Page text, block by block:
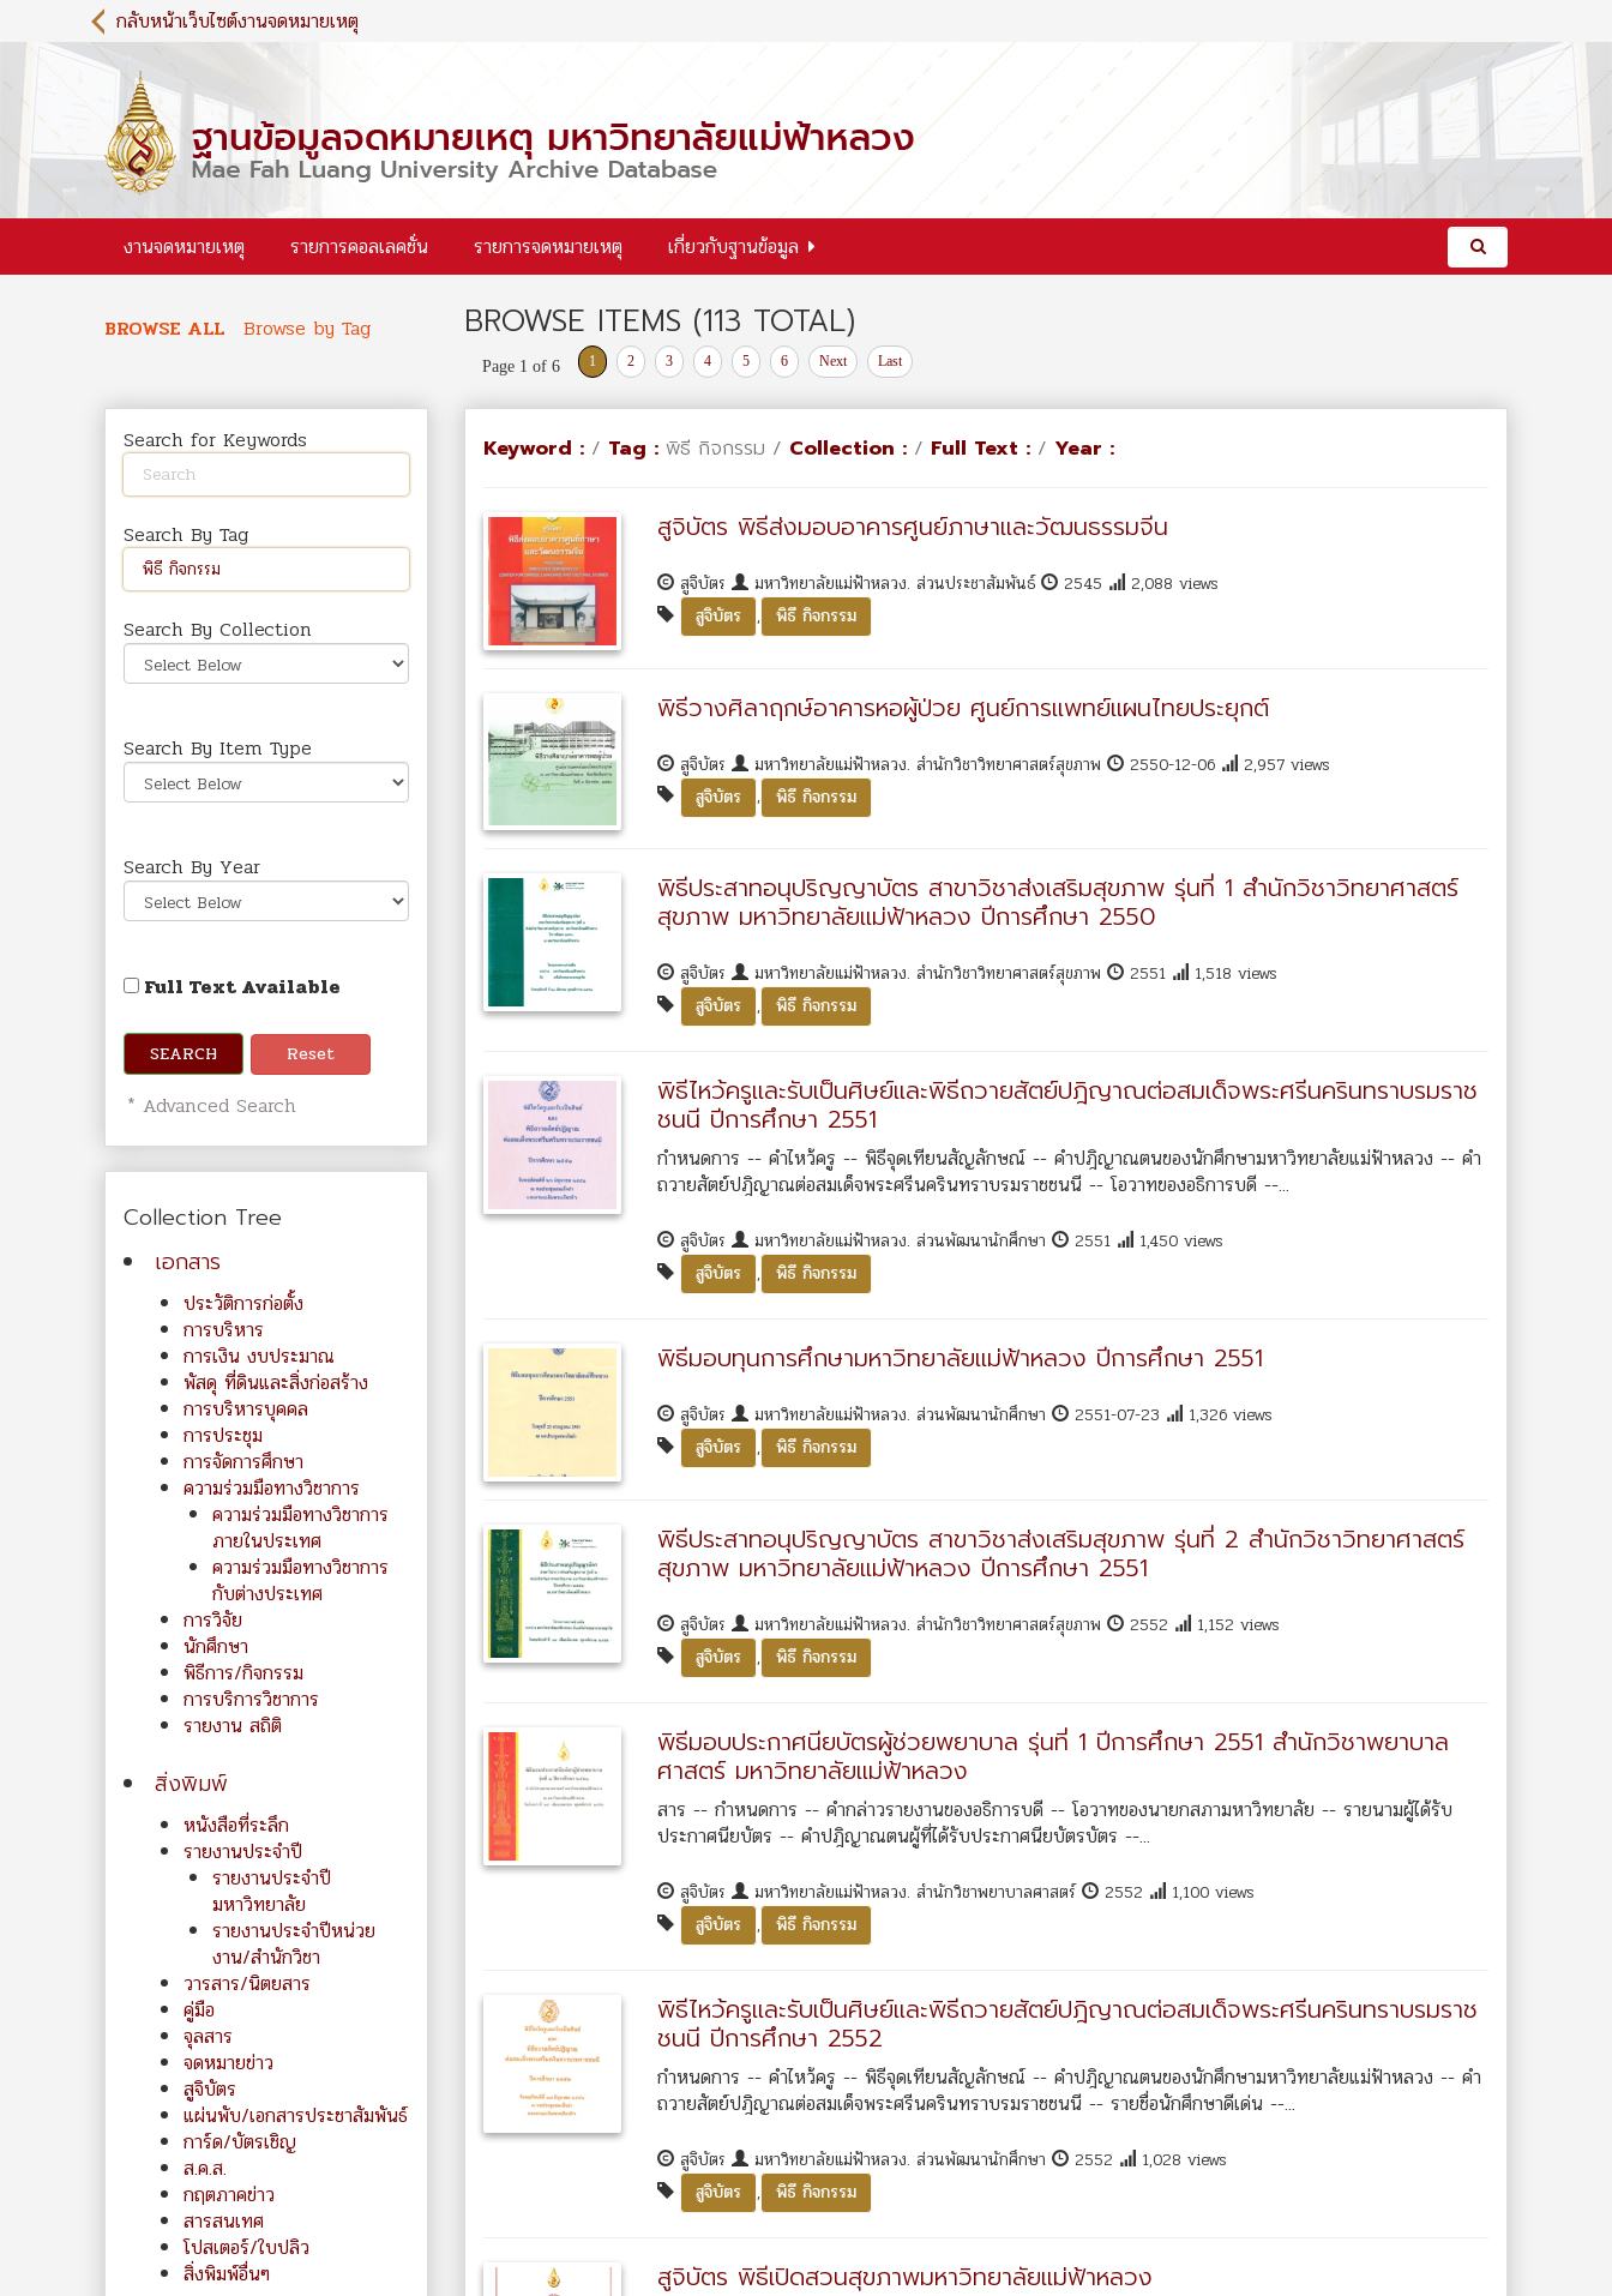
i
c
กลับหน้าเว็บไซต์งานจดหมายเหตุ
งานจดหมายเหตุ รายการคอลเลคชั่น รายการจดหมายเหตุ เกี่ยวกับฐานข้อมูล
BROWSE ALL Browse by Tag BROWSE ITEMS (113 TOTAL)
Page 1 of 6 1 2 3 4 5 6 Next Last
Search for Keywords
Search By Tag
Search By Collection
Search By Item Type
Search By Year
Full Text Available
SEARCH Reset
* Advanced Search
Collection Tree
เอกสาร
ประวัติการก่อตั้ง
การบริหาร
การเงิน งบประมาณ
พัสดุ ที่ดินและสิ่งก่อสร้าง
การบริหารบุคคล
การประชุม
การจัดการศึกษา
ความร่วมมือทางวิชาการ
ความร่วมมือทางวิชาการ
ภายในประเทศ
ความร่วมมือทางวิชาการ
กับต่างประเทศ
การวิจัย
นักศึกษา
พิธีการ/กิจกรรม
การบริการวิชาการ
รายงาน สถิติ
สิ่งพิมพ์
หนังสือที่ระลึก
รายงานประจำปี
รายงานประจำปี
มหาวิทยาลัย
รายงานประจำปีหน่วย
งาน/สำนักวิชา
วารสาร/นิตยสาร
คู่มือ
จุลสาร
จดหมายข่าว
สูจิบัตร
แผ่นพับ/เอกสารประชาสัมพันธ์
การ์ด/บัตรเชิญ
ส.ค.ส.
กฤตภาคข่าว
สารสนเทศ
โปสเตอร์/ใบปลิว
สิ่งพิมพ์อื่นๆ
Keyword : / Tag : พิธี กิจกรรม / Collection : / Full Text : / Year :
สูจิบัตร พิธีส่งมอบอาคารศูนย์ภาษาและวัฒนธรรมจีน
สูจิบัตร มหาวิทยาลัยแม่ฟ้าหลวง. ส่วนประชาสัมพันธ์ 2545
2,088 views
สูจิบัตร
, พิธี กิจกรรม
พิธีวางศิลาฤกษ์อาคารหอผู้ป่วย ศูนย์การแพทย์แผนไทยประยุกต์
สูจิบัตร มหาวิทยาลัยแม่ฟ้าหลวง. สำนักวิชาวิทยาศาสตร์สุขภาพ 2550-12-06
2,957 views
สูจิบัตร
, พิธี กิจกรรม
พิธีประสาทอนุปริญญาบัตร สาขาวิชาส่งเสริมสุขภาพ รุ่นที่ 1 สำนักวิชาวิทยาศาสตร์
สุขภาพ มหาวิทยาลัยแม่ฟ้าหลวง ปีการศึกษา 2550
สูจิบัตร มหาวิทยาลัยแม่ฟ้าหลวง. สำนักวิชาวิทยาศาสตร์สุขภาพ 2551
1,518 views
สูจิบัตร
, พิธี กิจกรรม
พิธีไหว้ครูและรับเป็นศิษย์และพิธีถวายสัตย์ปฎิญาณต่อสมเด็จพระศรีนครินทราบรมราช
ชนนี ปีการศึกษา 2551
กำหนดการ -- คำไหว้ครู -- พิธีจุดเทียนสัญลักษณ์ -- คำปฎิญาณตนของนักศึกษามหาวิทยาลัยแม่ฟ้าหลวง -- คำ
ถวายสัตย์ปฎิญาณต่อสมเด็จพระศรีนครินทราบรมราชชนนี -- โอวาทของอธิการบดี --...
สูจิบัตร มหาวิทยาลัยแม่ฟ้าหลวง. ส่วนพัฒนานักศึกษา 2551
1,450 views
สูจิบัตร
, พิธี กิจกรรม
พิธีมอบทุนการศึกษามหาวิทยาลัยแม่ฟ้าหลวง ปีการศึกษา 2551
สูจิบัตร มหาวิทยาลัยแม่ฟ้าหลวง. ส่วนพัฒนานักศึกษา 2551-07-23
1,326 views
สูจิบัตร
, พิธี กิจกรรม
พิธีประสาทอนุปริญญาบัตร สาขาวิชาส่งเสริมสุขภาพ รุ่นที่ 2 สำนักวิชาวิทยาศาสตร์
สุขภาพ มหาวิทยาลัยแม่ฟ้าหลวง ปีการศึกษา 2551
สูจิบัตร มหาวิทยาลัยแม่ฟ้าหลวง. สำนักวิชาวิทยาศาสตร์สุขภาพ 2552
1,152 views
สูจิบัตร
, พิธี กิจกรรม
พิธีมอบประกาศนียบัตรผู้ช่วยพยาบาล รุ่นที่ 1 ปีการศึกษา 2551 สำนักวิชาพยาบาล
ศาสตร์ มหาวิทยาลัยแม่ฟ้าหลวง
สาร -- กำหนดการ -- คำกล่าวรายงานของอธิการบดี -- โอวาทของนายกสภามหาวิทยาลัย -- รายนามผู้ได้รับ
ประกาศนียบัตร -- คำปฎิญาณตนผู้ที่ได้รับประกาศนียบัตรบัตร --...
สูจิบัตร มหาวิทยาลัยแม่ฟ้าหลวง. สำนักวิชาพยาบาลศาสตร์ 2552
1,100 views
สูจิบัตร
, พิธี กิจกรรม
พิธีไหว้ครูและรับเป็นศิษย์และพิธีถวายสัตย์ปฎิญาณต่อสมเด็จพระศรีนครินทราบรมราช
ชนนี ปีการศึกษา 2552
กำหนดการ -- คำไหว้ครู -- พิธีจุดเทียนสัญลักษณ์ -- คำปฎิญาณตนของนักศึกษามหาวิทยาลัยแม่ฟ้าหลวง -- คำ
ถวายสัตย์ปฎิญาณต่อสมเด็จพระศรีนครินทราบรมราชชนนี -- รายชื่อนักศึกษาดีเด่น --...
สูจิบัตร มหาวิทยาลัยแม่ฟ้าหลวง. ส่วนพัฒนานักศึกษา 2552
1,028 views
สูจิบัตร
, พิธี กิจกรรม
สูจิบัตร พิธีเปิดสวนสุขภาพมหาวิทยาลัยแม่ฟ้าหลวง